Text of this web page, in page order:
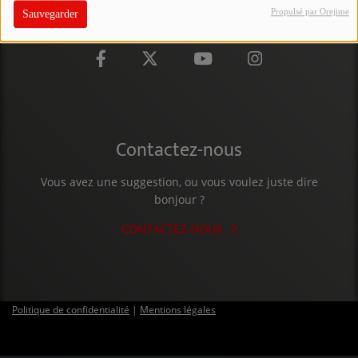
Sauvegarder Propulsé par Orejime
PARTICIPEZ
JEUX CONCOURS
L'ŒIL DE L'OIE | PRÉSENTATION
VIDÉOS | L’ŒIL DE L'OIE
PARTENAIRES
Contactez-nous
Vous avez une suggestion, ou vous voulez juste dire
bonjour ?
CONTACTEZ-NOUS
Politique de confidentialité | Mentions légales